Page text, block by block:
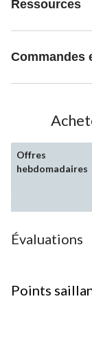
Ressources
Commandes
Offres
hebdomadaires
Évaluations
Points